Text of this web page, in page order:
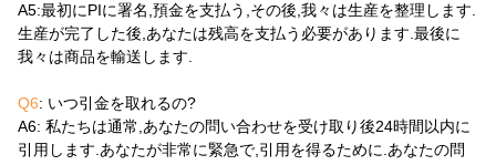
A5:最初にPIに署名,預金を支払う,その後,我々は生産を整理します.
生産が完了した後,あなたは残高を支払う必要があります.最後に
我々は商品を輸送します.
Q6: いつ引金を取れるの?
A6: 私たちは通常,あなたの問い合わせを受け取り後24時間以内に
引用します.あなたが非常に緊急で,引用を得るために.あなたの問